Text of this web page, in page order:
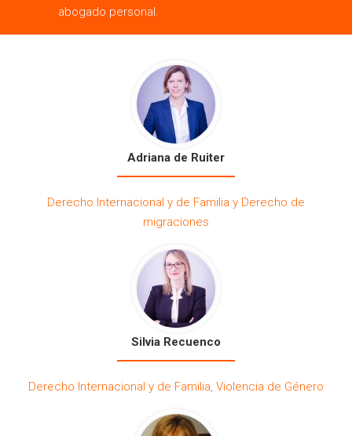
abogado personal.
Adriana de Ruiter
Derecho Internacional y de Familia y Derecho de
migraciones
Silvia Recuenco
Derecho Internacional y de Familia, Violencia de Género